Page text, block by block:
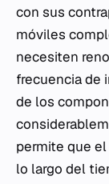
con sus
móviles
necesiten
frecuencia de
de los
permite que
lo largo del